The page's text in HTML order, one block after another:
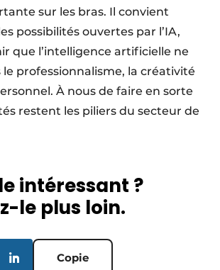
sur les bras. Il convient
possibilités ouvertes par l’IA,
que l’intelligence artificielle ne
professionnalisme, la créativité
À nous de faire en sorte
restent les piliers du secteur de
intéressant ?
le plus loin.
Copie